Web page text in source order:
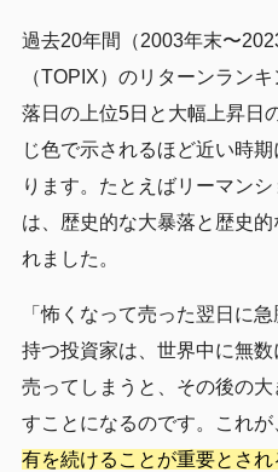
過去20年間（2003年末〜
（TOPIX）のリターンラン
落日の上位5日と大幅上昇日
じ色で示されるほど近い時
ります。たとえばリーマン
は、歴史的な大暴落と歴史
れました。
「怖くなって売った翌日に
持つ投資家は、世界中に無
売ってしまうと、その後の
すことになるのです。これが
有を続けることが重要とされ